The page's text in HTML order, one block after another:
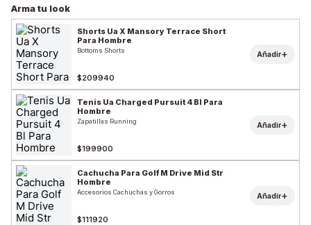
Arma tu look
Shorts Ua X Mansory Terrace Short
Para Hombre
Bottoms Shorts
$209940
Añadir+
Tenis Ua Charged Pursuit 4 Bl Para
Hombre
Zapatillas Running
$199900
Añadir+
Cachucha Para Golf M Drive Mid Str
Hombre
Accesorios Cachuchas y Gorros
$111920
Añadir+